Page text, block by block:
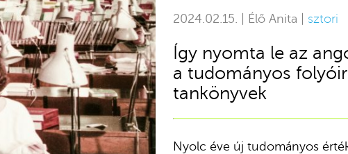
2024.02.15. | Élő Anita | sztori
Így nyomta le az
a tudományos
tankönyvek
Nyolc éve új tudományos